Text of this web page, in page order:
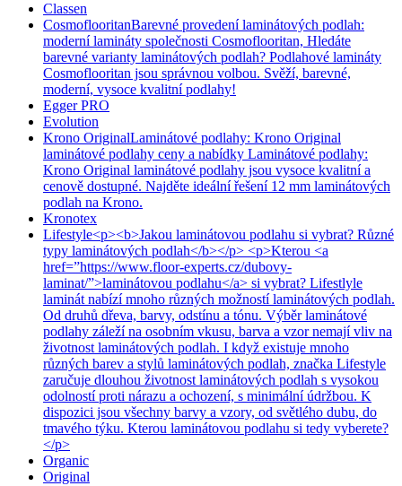
Classen
CosmoflooritanBarevné provedení laminátových podlah:
moderní lamináty společnosti Cosmoflooritan, Hledáte
barevné varianty laminátových podlah? Podlahové lamináty
Cosmoflooritan jsou správnou volbou. Svěží, barevné,
moderní, vysoce kvalitní podlahy!
Egger PRO
Evolution
Krono OriginalLaminátové podlahy: Krono Original
laminátové podlahy ceny a nabídky Laminátové podlahy:
Krono Original laminátové podlahy jsou vysoce kvalitní a
cenově dostupné. Najděte ideální řešení 12 mm laminátových
podlah na Krono.
Kronotex
Lifestyle<p><b>Jakou laminátovou podlahu si vybrat? Různé
typy laminátových podlah</b></p> <p>Kterou <a
href=”https://www.floor-experts.cz/dubovy-
laminat/”>laminátovou podlahu</a> si vybrat? Lifestlyle
laminát nabízí mnoho různých možností laminátových podlah.
Od druhů dřeva, barvy, odstínu a tónu. Výběr laminátové
podlahy záleží na osobním vkusu, barva a vzor nemají vliv na
životnost laminátových podlah. I když existuje mnoho
různých barev a stylů laminátových podlah, značka Lifestyle
zaručuje dlouhou životnost laminátových podlah s vysokou
odolností proti nárazu a ochození, s minimální údržbou. K
dispozici jsou všechny barvy a vzory, od světlého dubu, do
tmavého týku. Kterou laminátovou podlahu si tedy vyberete?
</p>
Organic
Original